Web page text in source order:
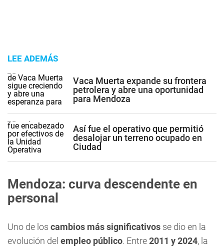
LEE ADEMÁS
Vaca Muerta expande su frontera
petrolera y abre una oportunidad
para Mendoza
Así fue el operativo que permitió
desalojar un terreno ocupado en
Ciudad
Mendoza: curva descendente en
personal
Uno de los cambios más significativos se dio en la
evolución del empleo público. Entre2011 y 2024, la